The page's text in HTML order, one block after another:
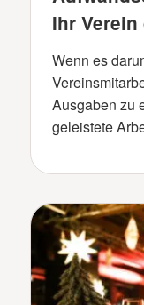
Ihr
Wenn es
Ausgaben zu
geleistete